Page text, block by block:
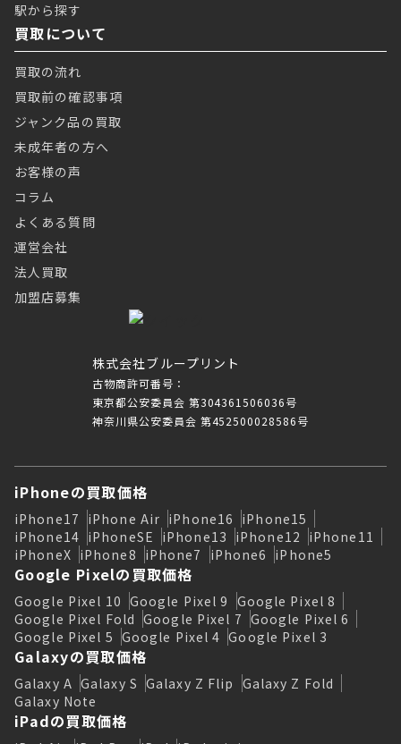
株式会社ブループリント
古物商許可番号：
東京都公安委員会 第304361506036号
神奈川県公安委員会 第452500028586号
駅から探す
買取について
買取の流れ
買取前の確認事項
ジャンク品の買取
未成年者の方へ
お客様の声
コラム
よくある質問
運営会社
法人買取
加盟店募集
iPhoneの買取価格
iPhone17 iPhone Air iPhone16 iPhone15
iPhone14 iPhoneSE iPhone13 iPhone12 iPhone11
iPhoneX iPhone8 iPhone7 iPhone6 iPhone5
Google Pixelの買取価格
Google Pixel 10 Google Pixel 9 Google Pixel 8
Google Pixel Fold Google Pixel 7 Google Pixel 6
Google Pixel 5 Google Pixel 4 Google Pixel 3
Galaxyの買取価格
Galaxy A Galaxy S Galaxy Z Flip Galaxy Z Fold
Galaxy Note
iPadの買取価格